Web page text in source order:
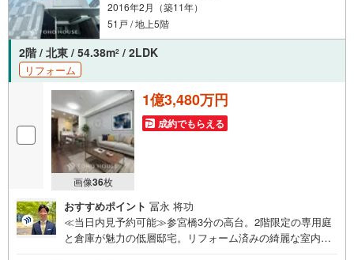
住宅ローン等のご相談もお気軽にお申し付け下さい！
2016年2月（築11年）
51戸 / 地上5階
2階 / 北東 / 54.38m2 / 2LDK
リフォーム
画像36枚
1億3,480万円
成約でもらえる
おすすめポイント 冨永 将功
≪当日内見予約可能≫参宮橋3分の高台。2階限定の専用庭
と倉庫が魅力の低層邸宅。リフォーム済みの綺麗な室内を